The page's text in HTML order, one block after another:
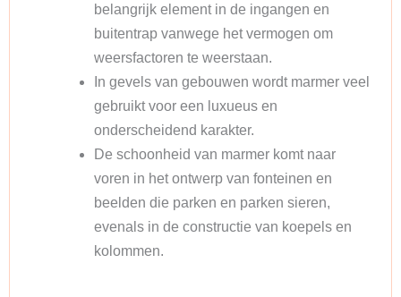
belangrijk element in de ingangen en
buitentrap vanwege het vermogen om
weersfactoren te weerstaan.
In gevels van gebouwen wordt marmer veel
gebruikt voor een luxueus en
onderscheidend karakter.
De schoonheid van marmer komt naar
voren in het ontwerp van fonteinen en
beelden die parken en parken sieren,
evenals in de constructie van koepels en
kolommen.